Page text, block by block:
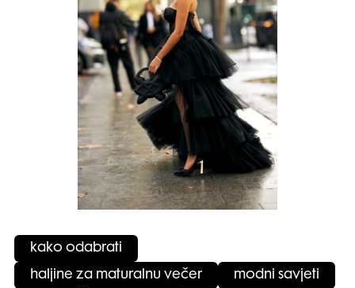
kako odabrati
haljine za maturalnu večer modni savjeti